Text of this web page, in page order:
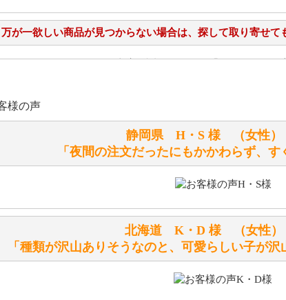
万が一欲しい商品が見つからない場合は、探して取り寄せて
シュタイフのぬいぐるみは洗濯できますか？ ぬいぐるみの
洗濯できるのとできないのがあります。
こちらをご覧ください。
シリアルNO付きやクラブ限定などいろいろと意味があります
詳しくはこちらをご覧ください。
テディベアを横にすると音が鳴ります、なぜでしょうか？
静岡県 H・S 様 （女
「夜間の注文だったにもかかわらず、す
北海道 K・D 様 （女
「種類が沢山ありそうなのと、可愛らしい子が沢